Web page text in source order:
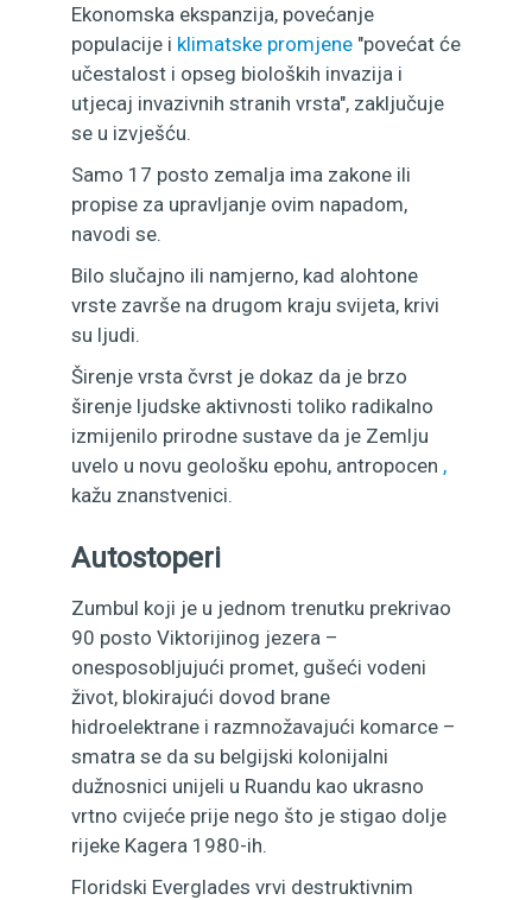
Ekonomska ekspanzija, povećanje
populacije i klimatske promjene "povećat će
učestalost i opseg bioloških invazija i
utjecaj invazivnih stranih vrsta", zaključuje
se u izvješću.
Samo 17 posto zemalja ima zakone ili
propise za upravljanje ovim napadom,
navodi se.
Bilo slučajno ili namjerno, kad alohtone
vrste završe na drugom kraju svijeta, krivi
su ljudi.
Širenje vrsta čvrst je dokaz da je brzo
širenje ljudske aktivnosti toliko radikalno
izmijenilo prirodne sustave da je Zemlju
uvelo u novu geološku epohu, antropocen ,
kažu znanstvenici.
Autostoperi
Zumbul koji je u jednom trenutku prekrivao
90 posto Viktorijinog jezera –
onesposobljujući promet, gušeći vodeni
život, blokirajući dovod brane
hidroelektrane i razmnožavajući komarce –
smatra se da su belgijski kolonijalni
dužnosnici unijeli u Ruandu kao ukrasno
vrtno cvijeće prije nego što je stigao dolje
rijeke Kagera 1980-ih.
Floridski Everglades vrvi destruktivnim